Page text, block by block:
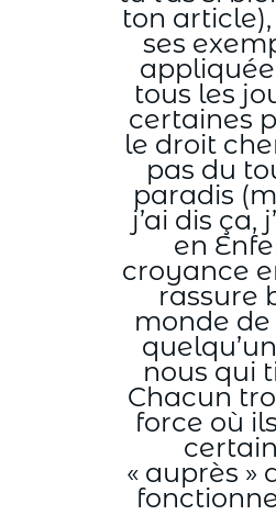
ton
ses
tous les
certaines
le droit
pas du
paradis
j’ai dis ça,
en
croyance
rassure
monde de
nous qui
Chacun
force où
« auprès »